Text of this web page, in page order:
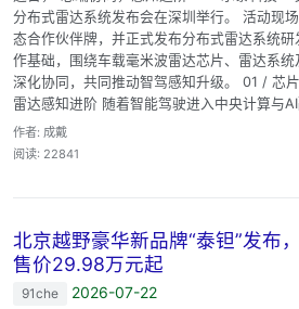
分布式雷达系统发布会在深圳举行。 活动现
态合作伙伴牌，并正式发布分布式雷达系统
作基础，围绕车载毫米波雷达芯片、雷达系
深化协同，共同推动智驾感知升级。 01 / 芯
雷达感知进阶 随着智能驾驶进入中央计算与
作者: 成戴
阅读: 22841
北京越野豪华新品牌“泰钽”发布
售价29.98万元起
91che 2026-07-22